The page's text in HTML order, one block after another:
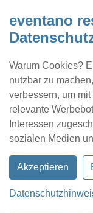
eventano
Warum Cookies?
nutzbar zu
verbessern, um
relevante
Interessen
sozialen Medien
Akzeptieren